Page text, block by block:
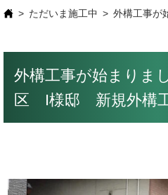
ただいま施工中 外構工事
外構工事が始まりま
区 I様邸 新規外構